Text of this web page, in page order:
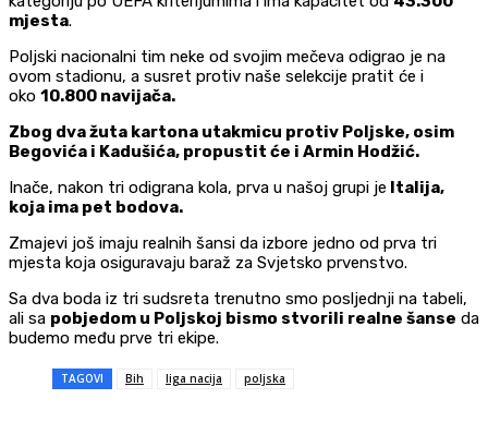
mjesta.
Poljski nacionalni tim neke od svojim mečeva odigrao je na
ovom stadionu, a susret protiv naše selekcije pratit će i
oko 10.800 navijača.
Zbog dva žuta kartona utakmicu protiv Poljske, osim
Begovića i Kadušića, propustit će i Armin Hodžić.
Inače, nakon tri odigrana kola, prva u našoj grupi je Italija,
koja ima pet bodova.
Zmajevi još imaju realnih šansi da izbore jedno od prva tri
mjesta koja osiguravaju baraž za Svjetsko prvenstvo.
Sa dva boda iz tri sudsreta trenutno smo posljednji na tabeli,
ali sa pobjedom u Poljskoj bismo stvorili realne šanse da
budemo među prve tri ekipe.
TAGOVI Bih liga nacija poljska